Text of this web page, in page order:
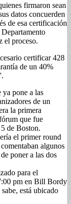
firmaron sean
datos concuerden
de esa certificación
el proceso.
certificar 428
de un 40%
ya pone a las
de un
la primera
que fue
de Boston.
el primer round
algunos
poner a las dos
para el
pm en Bill Bordy
está ubicado